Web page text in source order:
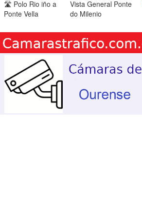
🛣️ Polo Rio iño a
Ponte Vella
Vista General Ponte
do Milenio